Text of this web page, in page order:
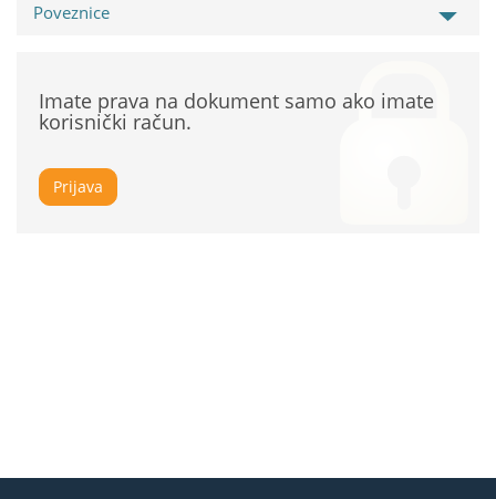
Poveznice
Imate prava na dokument samo ako imate
korisnički račun.
Prijava